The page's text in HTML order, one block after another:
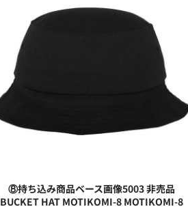
⑧持ち込み商品ベース画像5003 非売品
BUCKET HAT MOTIKOMI-8 MOTIKOMI-8